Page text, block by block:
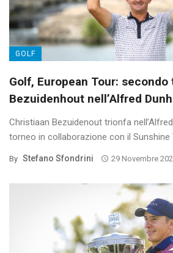
GOLF
Golf, European Tour:
Bezuidenhout nell’Alfred
Christiaan Bezuidenout trionfa
torneo in collaborazione con il Sunshine
By Stefano Sfondrini 29 Novembre